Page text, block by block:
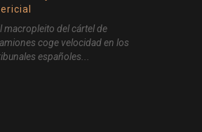
macropleito del cártel de
coge velocidad en los
españoles...